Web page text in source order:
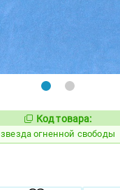
Код товара:
звезда огненной свободы